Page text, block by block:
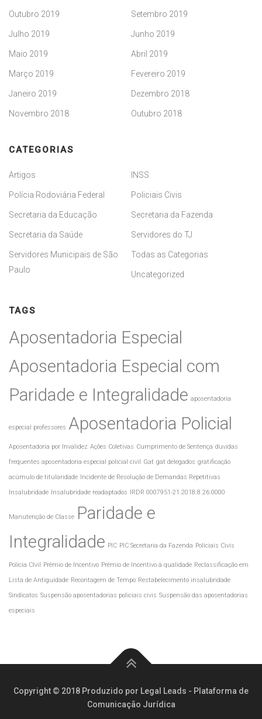
Outubro 2019 Setembro 2019
Julho 2019 Junho 2019
Maio 2019 Abril 2019
Março 2019 Fevereiro 2019
Janeiro 2019 Dezembro 2018
Novembro 2018 Outubro 2018
CATEGORIAS
Artigos INSS
Polícia Rodoviária Federal Policiais Civis
Secretaria da Educação Secretaria da Fazenda
Secretaria da Saúde Servidores do TJ
Servidores Municipais de São
Paulo
Todas as Categorias
Uncategorized
TAGS
Aposentadoria Especial
Aposentadoria Especial com
Paridade e Integralidade aposentadoria
especial professores Aposentadoria Policial
Aposentadoria por Invalidez Ações Coletivas Cumprimento de Sentença duvidas
frequentes aposentadoria especial policial civil
Gat gat delegados gratificação
acúmulo de titularidade
Incidente de Resolução de Demandas Repetitivas
Insalubridade
Insalubridade readaptados IRDR 0007951-21.2018.8.26.0000
Manutenção de Classe Paridade e
Integralidade PIC PIC Secretaria da Fazenda Policiais Civis
Polícia CIvil Prêmio de Incentivo Prêmio de Incentivo à qualidade Reclassificação em
Lista de Antiguidade Recontagem de Tempo Restabelecimento insalubridade
Sindicatos Suspensão aposentadorias policiais civis Suspensão das aposentadorias
especiais
Copyright © 2018 Produzido por Legal Leads - Plataforma de
Comunicação Jurídica